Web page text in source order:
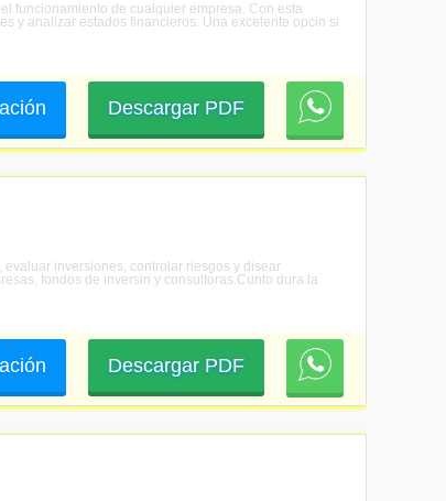
funcionamiento de cualquier empresa. Con esta
y analizar estados financieros. Una excelente opcin si
Descargar PDF
inversiones, controlar riesgos y disear
fondos de inversin y consultoras.Cunto dura la
Descargar PDF